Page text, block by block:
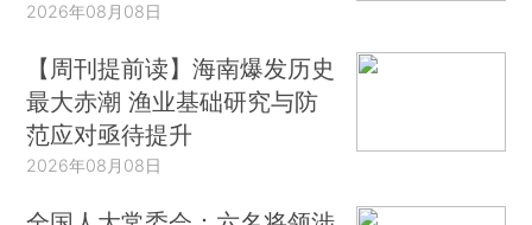
2026年08月08日
【周刊提前读】海南爆发历史
最大赤潮 渔业基础研究与防
范应对亟待提升
2026年08月08日